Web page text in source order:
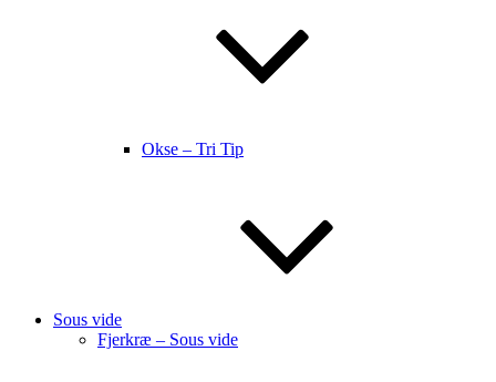
Okse – Tri Tip
Sous vide
Fjerkræ – Sous vide